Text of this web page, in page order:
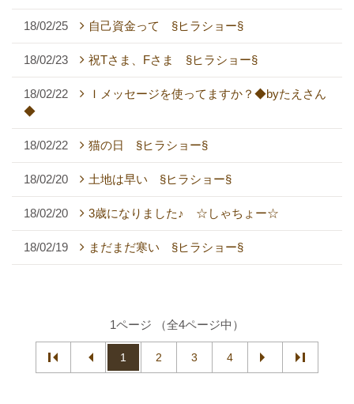
18/02/25 自己資金って §ヒラショー§
18/02/23 祝Tさま、Fさま §ヒラショー§
18/02/22
Ｉメッセージを使ってますか？◆byたえさん
◆
18/02/22 猫の日 §ヒラショー§
18/02/20 土地は早い §ヒラショー§
18/02/20 3歳になりました♪ ☆しゃちょー☆
18/02/19 まだまだ寒い §ヒラショー§
1ページ （全4ページ中）
1 2 3 4